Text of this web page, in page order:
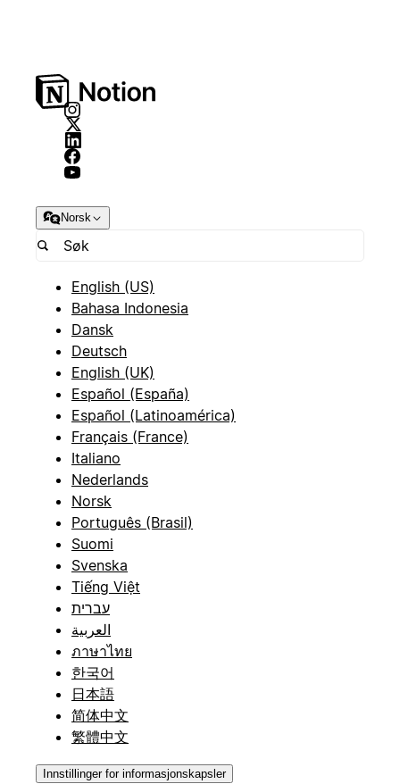
Norsk
English (US)
Bahasa Indonesia
Dansk
Deutsch
English (UK)
Español (España)
Español (Latinoamérica)
Français (France)
Italiano
Nederlands
Norsk
Português (Brasil)
Suomi
Svenska
Tiếng Việt
עברית
العربية
ภาษาไทย
한국어
日本語
简体中文
繁體中文
Innstillinger for informasjonskapsler